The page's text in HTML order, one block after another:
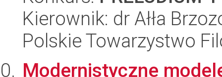
Kierownik: dr Ałła
Polskie Towarzystwo
Modernistyczne